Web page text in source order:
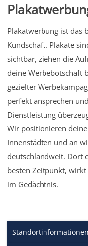
Plakatwerbung ist das
Kundschaft. Plakate
sichtbar, ziehen die
deine Werbebotschaft
gezielter
perfekt ansprechen
Dienstleistung
Wir positionieren
Innenstädten und an
deutschlandweit. Dort
besten Zeitpunkt,
im Gedächtnis.
Standortinformationen